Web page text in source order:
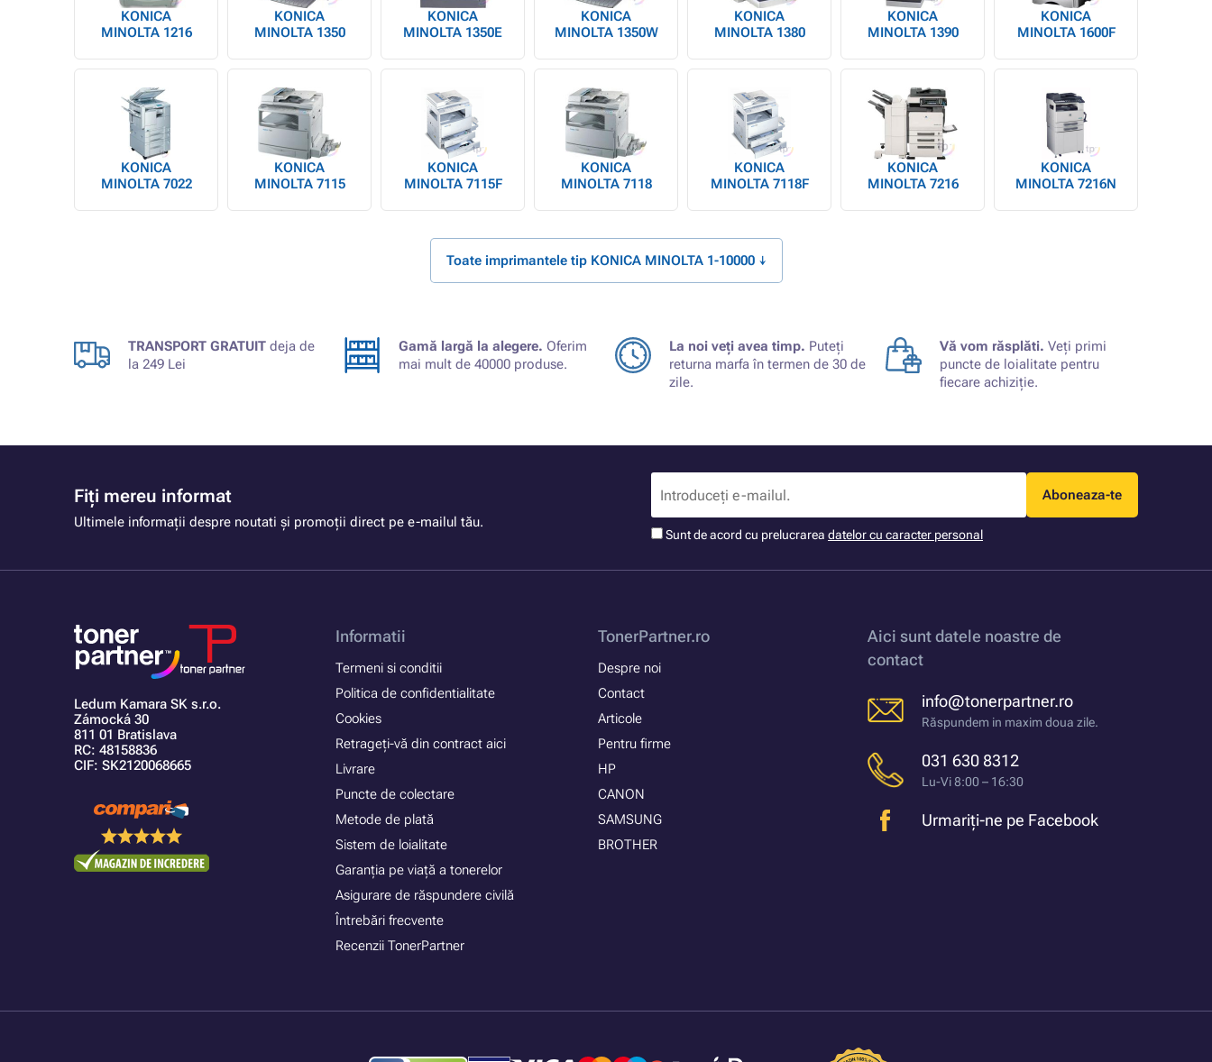
KONICA
MINOLTA 1216
KONICA
MINOLTA 1350
KONICA
MINOLTA 1350E
KONICA
MINOLTA 1350W
KONICA
MINOLTA 1380
KONICA
MINOLTA 1390
KONICA
MINOLTA 1600F
KONICA
MINOLTA 7022
KONICA
MINOLTA 7115
KONICA
MINOLTA 7115F
KONICA
MINOLTA 7118
KONICA
MINOLTA 7118F
KONICA
MINOLTA 7216
KONICA
MINOLTA 7216N
Toate imprimantele tip KONICA MINOLTA 1-10000 ↓
TRANSPORT GRATUIT deja de
la 249 Lei
Gamă largă la alegere. Oferim
mai mult de 40000 produse.
La noi veți avea timp. Puteți
returna marfa în termen de 30 de
zile.
Vă vom răsplăti. Veți primi
puncte de loialitate pentru
fiecare achiziție.
Fiți mereu informat
Ultimele informații despre noutati și promoții direct pe e-mailul tău.
Aboneaza-te
Sunt de acord cu prelucrarea datelor cu caracter personal
Ledum Kamara SK s.r.o.
Zámocká 30
811 01 Bratislava
RC: 48158836
CIF: SK2120068665
Informatii
Termeni si conditii
Politica de confidentialitate
Cookies
Retrageți-vă din contract aici
Livrare
Puncte de colectare
Metode de plată
Sistem de loialitate
Garanția pe viață a tonerelor
Asigurare de răspundere civilă
Întrebări frecvente
Recenzii TonerPartner
TonerPartner.ro
Despre noi
Contact
Articole
Pentru firme
HP
CANON
SAMSUNG
BROTHER
Aici sunt datele noastre de
contact
info@tonerpartner.ro
Răspundem in maxim doua zile.
031 630 8312
Lu-Vi 8:00 – 16:30
Urmariți-ne pe Facebook